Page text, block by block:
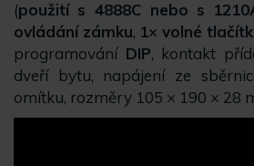
(použití s 4888C nebo s
ovládání zámku, 1× volné
programování DIP, kontakt
dveří bytu, napájení ze
omítku, rozměry 105 × 190 × 28